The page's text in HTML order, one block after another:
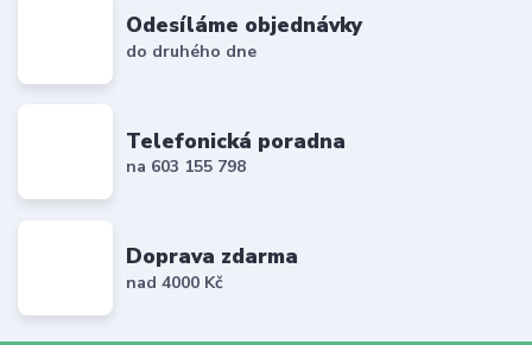
Odesíláme objednávky
do druhého dne
Telefonická poradna
na 603 155 798
Doprava zdarma
nad 4000 Kč